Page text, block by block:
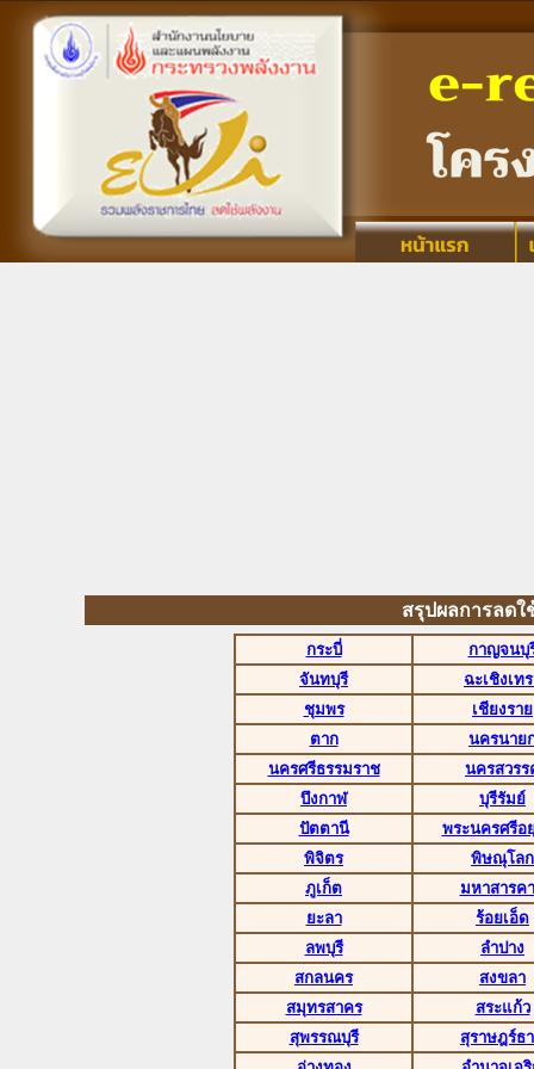
สรุปผลการลดใช้
กระบี่
กาญจนบุ
จันทบุรี
ฉะเชิงเท
ชุมพร
เชียงราย
ตาก
นครนาย
นครศรีธรรมราช
นครสวรร
บึงกาฬ
บุรีรัมย์
ปัตตานี
พระนครศรีอ
พิจิตร
พิษณุโลก
ภูเก็ต
มหาสารค
ยะลา
ร้อยเอ็ด
ลพบุรี
ลำปาง
สกลนคร
สงขลา
สมุทรสาคร
สระแก้ว
สุพรรณบุรี
สุราษฎร์ธ